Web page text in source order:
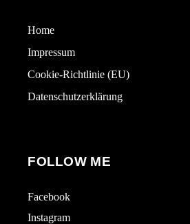
Home
Impressum
Cookie-Richtlinie (EU)
Datenschutzerklärung
FOLLOW ME
Facebook
Instagram